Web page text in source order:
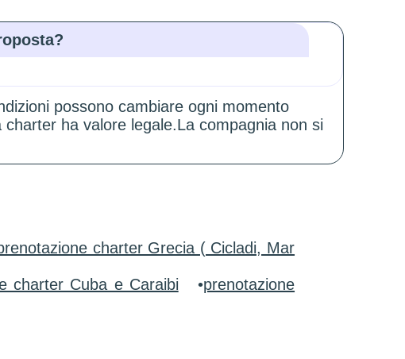
possono cambiare ogni momento
ha valore legale.La compagnia non si
charter Grecia ( Cicladi, Mar
charter Cuba e Caraibi •prenotazione